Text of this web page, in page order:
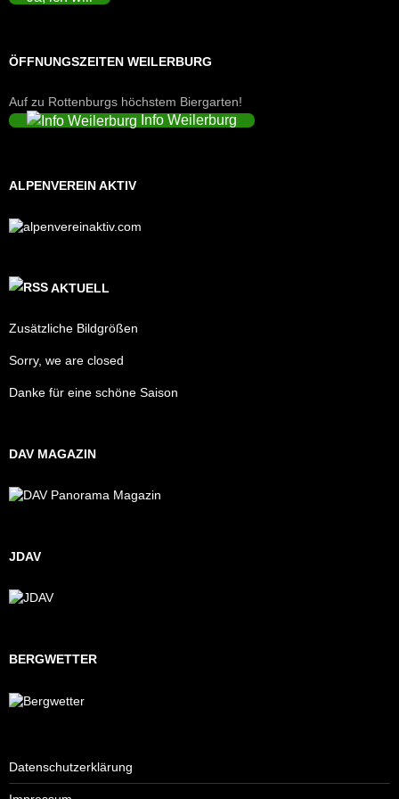
ÖFFNUNGSZEITEN WEILERBURG
Auf zu Rottenburgs höchstem Biergarten!
Info Weilerburg
ALPENVEREIN AKTIV
AKTUELL
Zusätzliche Bildgrößen
Sorry, we are closed
Danke für eine schöne Saison
DAV MAGAZIN
JDAV
BERGWETTER
Datenschutzerklärung